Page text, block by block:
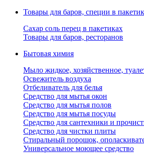
Товары для баров, специи в
Сахар соль перец в пакетиках
Товары для баров, ресторанов
Бытовая химия
Мыло жидкое, хозяйственное,
Освежитель воздуха
Отбеливатель для белья
Средство для мытья окон
Средство для мытья полов
Средство для мытья посуды
Средство для сантехники и
Средство для чистки плиты
Стиральный порошок,
Универсальное моющее средство